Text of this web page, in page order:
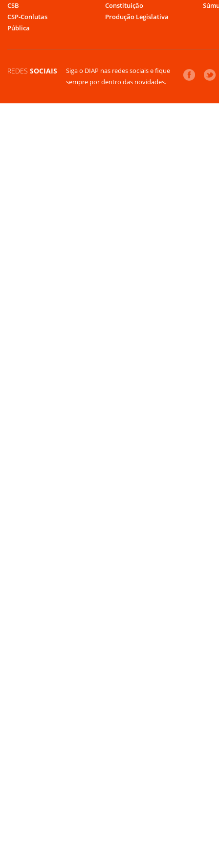
CSB
CSP-Conlutas
Pública
Constituição
Produção Legislativa
REDES SOCIAIS
Siga o DIAP nas redes sociais e fique
sempre por dentro das novidades.